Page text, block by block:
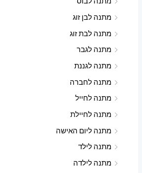
מתנה לבן זוג
מתנה לבת זוג
מתנה לגבר
מתנה לגננת
מתנה לחברה
מתנה לחייל
מתנה לחיילת
מתנה ליום האישה
מתנה לילד
מתנה לילדה